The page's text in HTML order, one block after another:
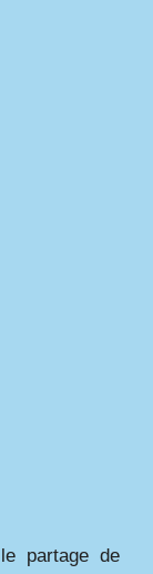
partage de